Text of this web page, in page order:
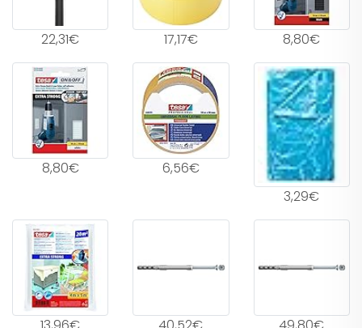
22,31€ 17,17€ 8,80€
8,80€
6,56€
3,29€